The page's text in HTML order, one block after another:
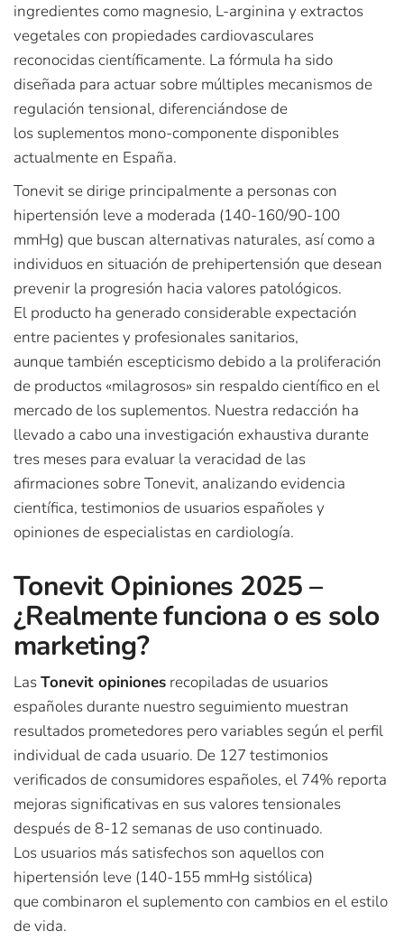
ingredientes como magnesio, L-arginina y extractos
vegetales con propiedades cardiovasculares
reconocidas científicamente. La fórmula ha sido
diseñada para actuar sobre múltiples mecanismos de
regulación tensional, diferenciándose de
los suplementos mono-componente disponibles
actualmente en España.
Tonevit se dirige principalmente a personas con
hipertensión leve a moderada (140-160/90-100
mmHg) que buscan alternativas naturales, así como a
individuos en situación de prehipertensión que desean
prevenir la progresión hacia valores patológicos.
El producto ha generado considerable expectación
entre pacientes y profesionales sanitarios,
aunque también escepticismo debido a la proliferación
de productos «milagrosos» sin respaldo científico en el
mercado de los suplementos. Nuestra redacción ha
llevado a cabo una investigación exhaustiva durante
tres meses para evaluar la veracidad de las
afirmaciones sobre Tonevit, analizando evidencia
científica, testimonios de usuarios españoles y
opiniones de especialistas en cardiología.
Tonevit Opiniones 2025 –
¿Realmente funciona o es solo
marketing?
LasTonevit opiniones recopiladas de usuarios
españoles durante nuestro seguimiento muestran
resultados prometedores pero variables según el perfil
individual de cada usuario. De 127 testimonios
verificados de consumidores españoles, el 74% reporta
mejoras significativas en sus valores tensionales
después de 8-12 semanas de uso continuado.
Los usuarios más satisfechos son aquellos con
hipertensión leve (140-155 mmHg sistólica)
que combinaron el suplemento con cambios en el estilo
de vida.​